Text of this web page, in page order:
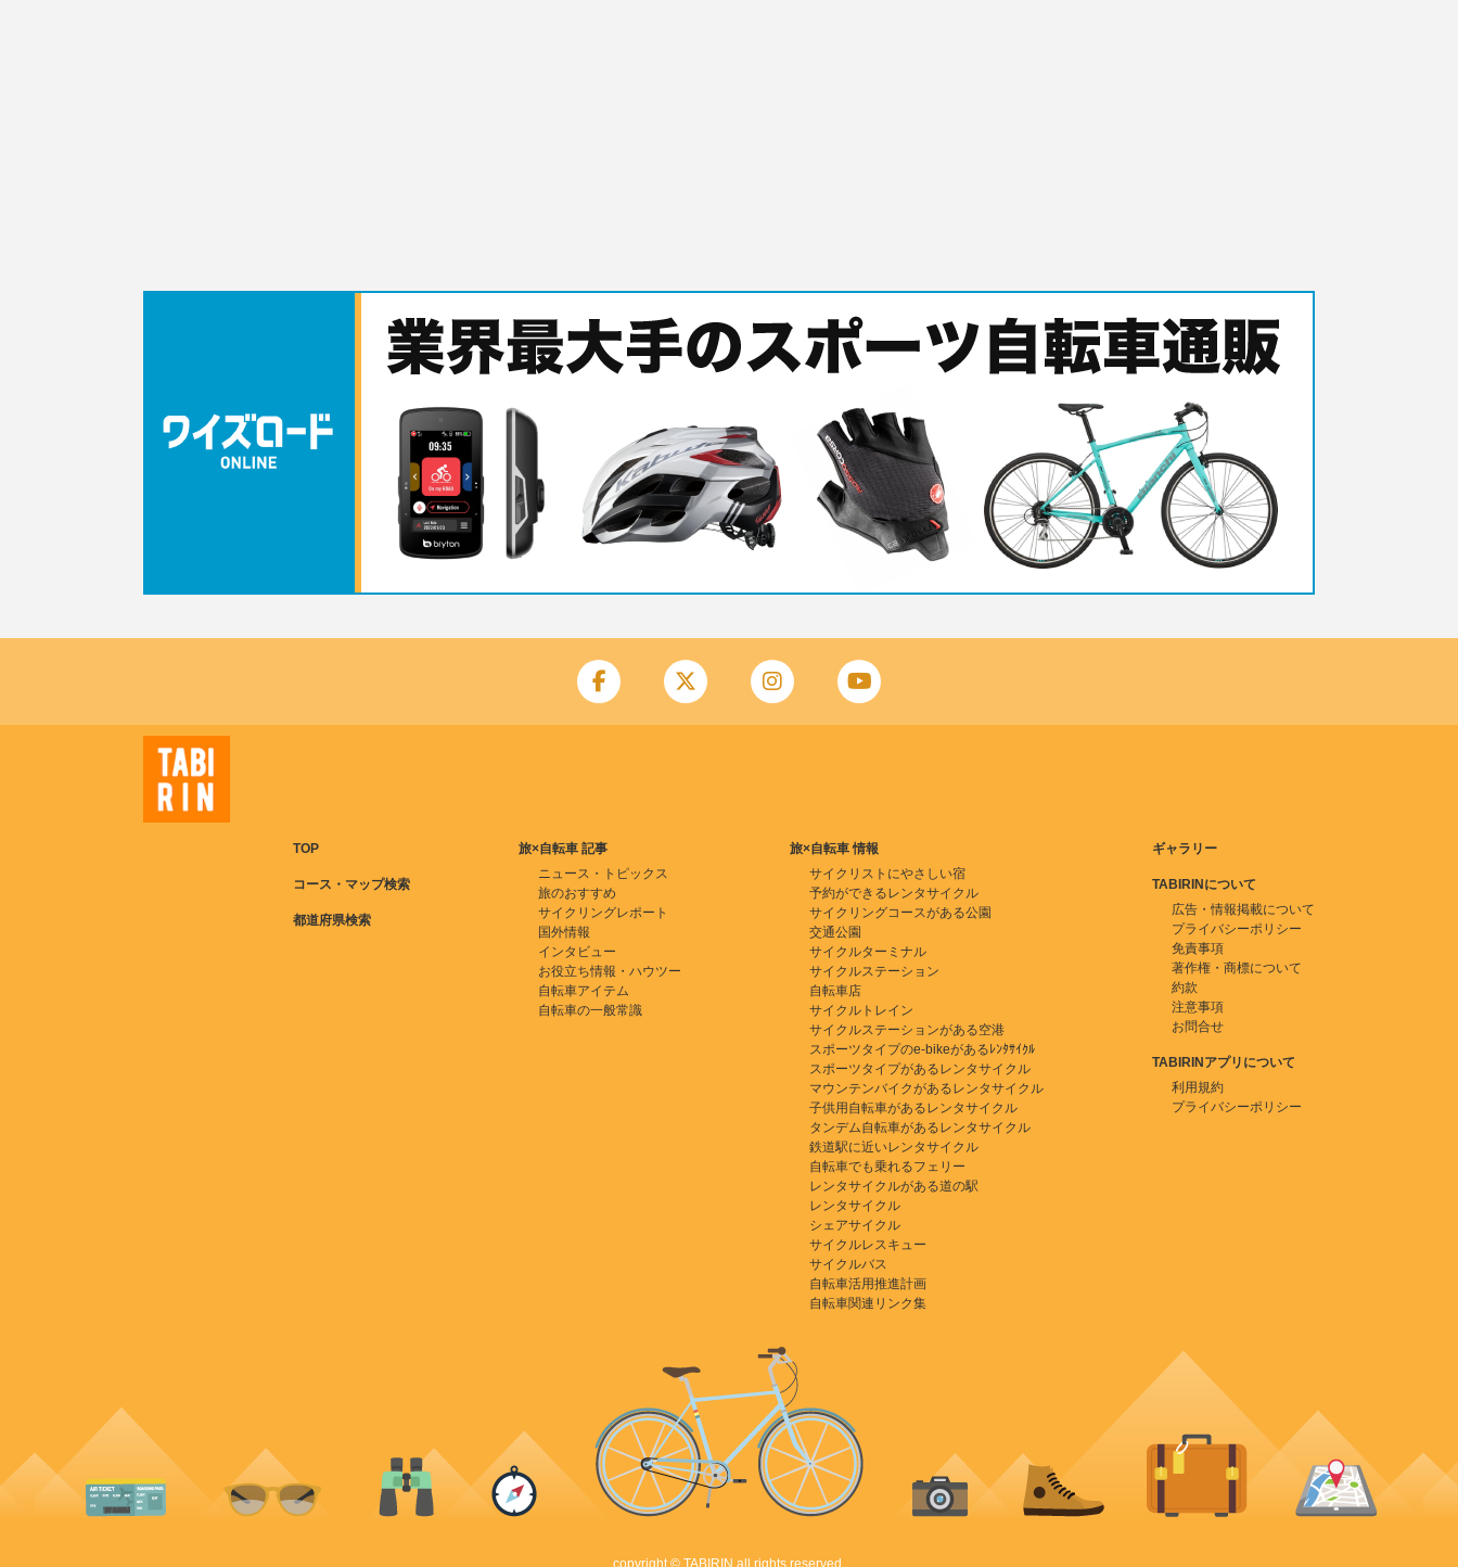
TOP
コース・マップ検索
都道府県検索
旅×自転車 記事
ニュース・トピックス
旅のおすすめ
サイクリングレポート
国外情報
インタビュー
お役立ち情報・ハウツー
自転車アイテム
自転車の一般常識
旅×自転車 情報
サイクリストにやさしい宿
予約ができるレンタサイクル
サイクリングコースがある公園
交通公園
サイクルターミナル
サイクルステーション
自転車店
サイクルトレイン
サイクルステーションがある空港
スポーツタイプのe-bikeがあるﾚﾝﾀｻｲｸﾙ
スポーツタイプがあるレンタサイクル
マウンテンバイクがあるレンタサイクル
子供用自転車があるレンタサイクル
タンデム自転車があるレンタサイクル
鉄道駅に近いレンタサイクル
自転車でも乗れるフェリー
レンタサイクルがある道の駅
レンタサイクル
シェアサイクル
サイクルレスキュー
サイクルバス
自転車活用推進計画
自転車関連リンク集
ギャラリー
TABIRINについて
広告・情報掲載について
プライバシーポリシー
免責事項
著作権・商標について
約款
注意事項
お問合せ
TABIRINアプリについて
利用規約
プライバシーポリシー
copyright © TABIRIN all rights reserved.